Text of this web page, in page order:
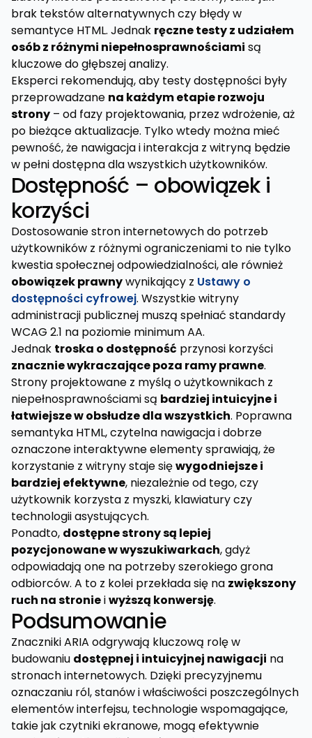
brak tekstów alternatywnych czy błędy w
semantyce HTML. Jednak ręczne testy z udziałem
osób z różnymi niepełnosprawnościami są
kluczowe do głębszej analizy.
Eksperci rekomendują, aby testy dostępności były
przeprowadzane na każdym etapie rozwoju
strony – od fazy projektowania, przez wdrożenie, aż
po bieżące aktualizacje. Tylko wtedy można mieć
pewność, że nawigacja i interakcja z witryną będzie
w pełni dostępna dla wszystkich użytkowników.
Dostępność – obowiązek i
korzyści
Dostosowanie stron internetowych do potrzeb
użytkowników z różnymi ograniczeniami to nie tylko
kwestia społecznej odpowiedzialności, ale również
obowiązek prawnywynikający z Ustawy o
dostępności cyfrowej. Wszystkie witryny
administracji publicznej muszą spełniać standardy
WCAG 2.1 na poziomie minimum AA.
Jednak troska o dostępność przynosi korzyści
znacznie wykraczające poza ramy prawne.
Strony projektowane z myślą o użytkownikach z
niepełnosprawnościami są bardziej intuicyjne i
łatwiejsze w obsłudze dla wszystkich. Poprawna
semantyka HTML, czytelna nawigacja i dobrze
oznaczone interaktywne elementy sprawiają, że
korzystanie z witryny staje sięwygodniejsze i
bardziej efektywne, niezależnie od tego, czy
użytkownik korzysta z myszki, klawiatury czy
technologii asystujących.
Ponadto, dostępne strony są lepiej
pozycjonowane w wyszukiwarkach, gdyż
odpowiadają one na potrzeby szerokiego grona
odbiorców. A to z kolei przekłada się na zwiększony
ruch na stronieiwyższą konwersję.
Podsumowanie
Znaczniki ARIA odgrywają kluczową rolę w
budowaniu dostępnej i intuicyjnej nawigacji na
stronach internetowych. Dzięki precyzyjnemu
oznaczaniu ról, stanów i właściwości poszczególnych
elementów interfejsu, technologie wspomagające,
takie jak czytniki ekranowe, mogą efektywnie